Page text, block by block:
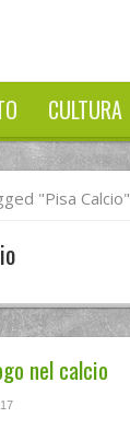
CULTURA
"Pisa Calcio"
nel calcio